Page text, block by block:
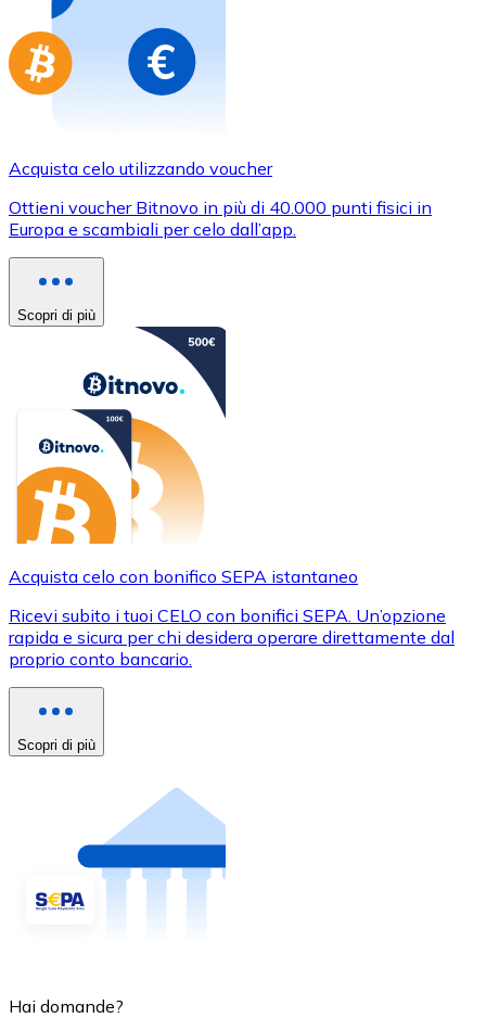
Vai al negozio di carte regalo
Acquista celo utilizzando voucher
Ottieni voucher Bitnovo in più di 40.000 punti fisici in
Europa e scambiali per celo dall’app.
Scopri di più
Acquista celo con bonifico SEPA istantaneo
Ricevi subito i tuoi CELO con bonifici SEPA. Un’opzione
rapida e sicura per chi desidera operare direttamente dal
proprio conto bancario.
Scopri di più
Hai domande?